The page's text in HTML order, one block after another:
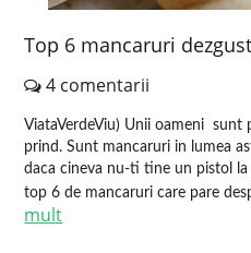
Top 6 mancaruri
4 comentarii
ViataVerdeViu) Unii oameni
prind. Sunt mancaruri in lumea
daca cineva nu-ti tine un pistol
top 6 de mancaruri care pare
mult